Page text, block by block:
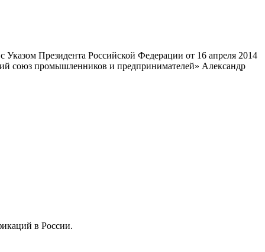
Президента Российской Федерации от 16 апреля 2014
союз промышленников и предпринимателей» Александр
в России.